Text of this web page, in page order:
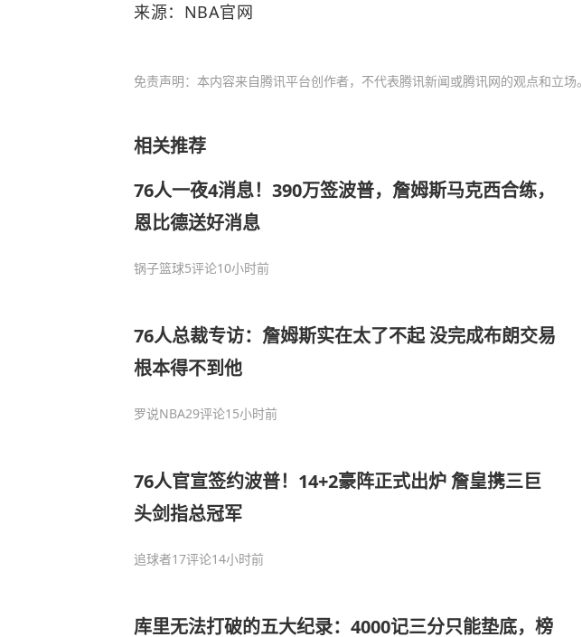
来源：NBA官网
免责声明：本内容来自腾讯平台创作者，不代表腾讯新闻或腾讯网的观点和立场。
相关推荐
76人一夜4消息！390万签波普，詹姆斯马克西合练，
恩比德送好消息
锅子篮球5评论10小时前
76人总裁专访：詹姆斯实在太了不起 没完成布朗交易
根本得不到他
罗说NBA29评论15小时前
76人官宣签约波普！14+2豪阵正式出炉 詹皇携三巨
头剑指总冠军
追球者17评论14小时前
库里无法打破的五大纪录：4000记三分只能垫底，榜